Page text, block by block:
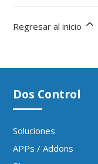
Regresar al inicio
Dos Control
Soluciones
APPs / Addons